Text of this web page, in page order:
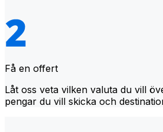
Få en offert
Låt oss veta vilken valuta du vill
pengar du vill skicka och